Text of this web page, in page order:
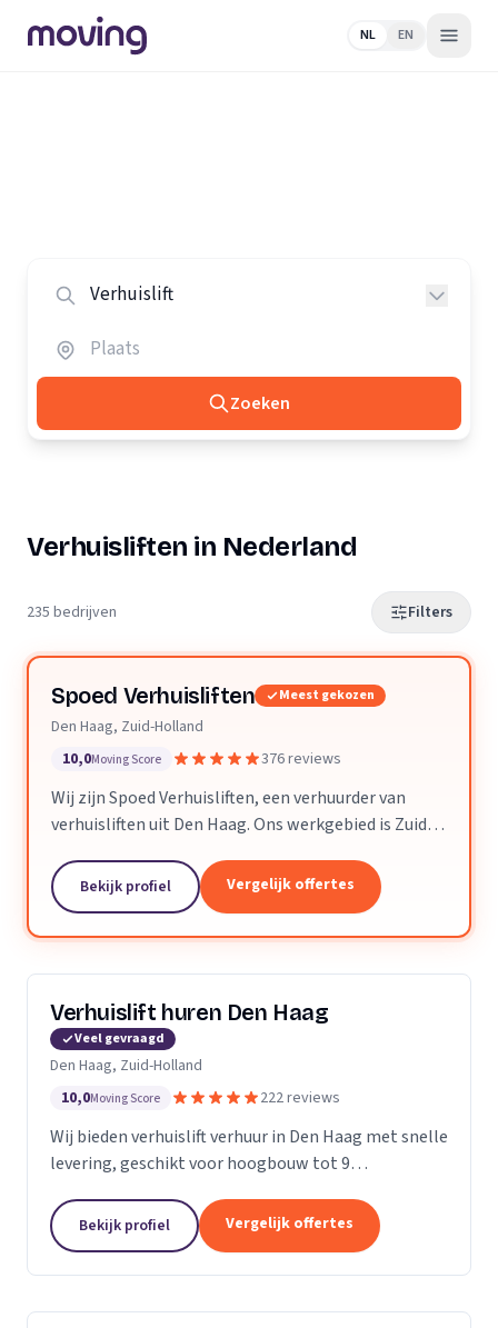
NL EN
Zoeken
Verhuisliften in Nederland
235 bedrijven Filters
Spoed Verhuisliften Meest gekozen
Den Haag, Zuid-Holland
10,0Moving Score 376 reviews
Wij zijn Spoed Verhuisliften, een verhuurder van
verhuisliften uit Den Haag. Ons werkgebied is Zuid-
Bekijk profiel Vergelijk offertes
Verhuislift huren Den Haag
Veel gevraagd
Den Haag, Zuid-Holland
10,0Moving Score 222 reviews
Wij bieden verhuislift verhuur in Den Haag met snelle
levering, geschikt voor hoogbouw tot 9
Bekijk profiel Vergelijk offertes